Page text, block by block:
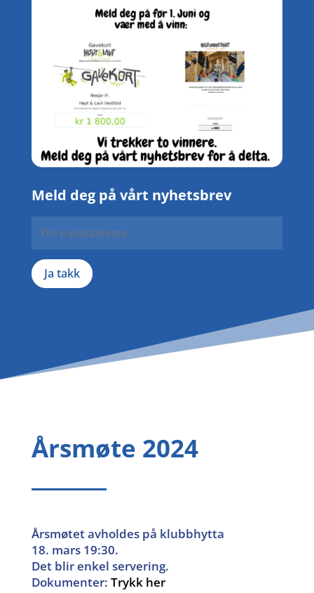
Meld deg på vårt nyhetsbrev
Årsmøte 2024
Årsmøtet avholdes på klubbhytta
18. mars 19:30.
Det blir enkel servering.
Dokumenter: Trykk her